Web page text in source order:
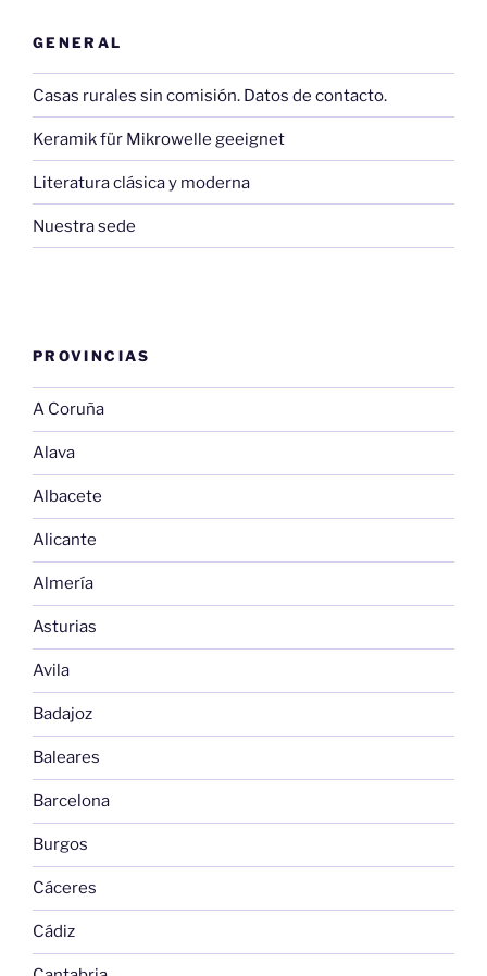
GENERAL
Casas rurales sin comisión. Datos de contacto.
Keramik für Mikrowelle geeignet
Literatura clásica y moderna
Nuestra sede
PROVINCIAS
A Coruña
Alava
Albacete
Alicante
Almería
Asturias
Avila
Badajoz
Baleares
Barcelona
Burgos
Cáceres
Cádiz